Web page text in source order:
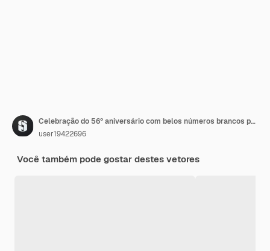
Celebração do 56º aniversário com belos números brancos puros.
user19422696
Você também pode gostar destes vetores